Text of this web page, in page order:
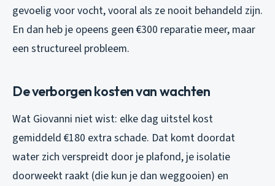
gevoelig voor vocht, vooral als ze nooit behandeld zijn.
En dan heb je opeens geen €300 reparatie meer, maar
een structureel probleem.
De verborgen kosten van wachten
Wat Giovanni niet wist: elke dag uitstel kost
gemiddeld €180 extra schade. Dat komt doordat
water zich verspreidt door je plafond, je isolatie
doorweekt raakt (die kun je dan weggooien) en